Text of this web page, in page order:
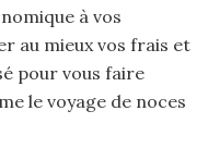
à vos
au mieux vos frais et
pour vous faire
le voyage de noces